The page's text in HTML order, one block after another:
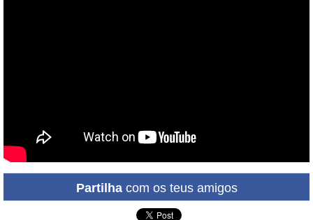
Partilhacom os teus amigos